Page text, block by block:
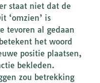
staat niet dat de
‘omzien’ is
tevoren al gedaan
het woord
positie plaatsen,
bekleden.
zou betrekking